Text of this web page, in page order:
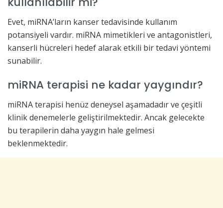
Evet, miRNA’ların kanser tedavisinde kullanım
potansiyeli vardır. miRNA mimetikleri ve antagonistleri,
kanserli hücreleri hedef alarak etkili bir tedavi yöntemi
sunabilir.
miRNA terapisi ne kadar yaygındır?
miRNA terapisi henüz deneysel aşamadadır ve çeşitli
klinik denemelerle geliştirilmektedir. Ancak gelecekte
bu terapilerin daha yaygın hale gelmesi
beklenmektedir.